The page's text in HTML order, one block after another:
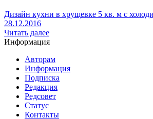
Дизайн кухни в хрущевке 5 кв. м с
28.12.2016
Читать далее
Информация
Авторам
Информация
Подписка
Редакция
Редсовет
Статус
Контакты